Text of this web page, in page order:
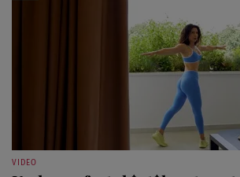
VIDEO